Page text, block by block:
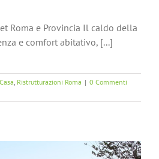
Roma e Provincia Il caldo della
e comfort abitativo, [...]
Ristrutturazioni Roma | 0 Commenti